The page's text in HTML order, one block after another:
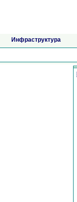
Инфраструктура